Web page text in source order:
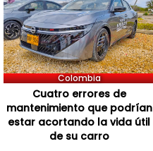
Colombia
Cuatro errores de
mantenimiento que podrían
estar acortando la vida útil
de su carro